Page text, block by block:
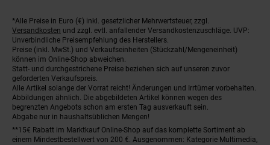
Fußnoten
*Alle Preise in Euro (€) inkl. gesetzlicher Mehrwertsteuer, zzgl.
Versandkosten und zzgl. evtl. anfallender Versandkostenzuschläge. UVP:
Unverbindliche Preisempfehlung des Herstellers.
Preise (inkl. MwSt.) und Verkaufseinheiten (Stückzahl/Mengeneinheit)
können im Online-Shop abweichen.
Statt- und durchgestrichene Preise beziehen sich auf unseren zuvor
geforderten Verkaufspreis.
Alle Artikel solange der Vorrat reicht! Änderungen und Irrtümer vorbehalten.
Abbildungen ähnlich. Die abgebildeten Artikel können wegen des
begrenzten Angebots schon am ersten Tag ausverkauft sein.
Abgabe nur in haushaltsüblichen Mengen!
**15€ Rabatt im Marktkauf Online-Shop auf das komplette Sortiment ab
einem Mindestbestellwert von 200 €. Ausgenommen: Kategorie Multimedia,